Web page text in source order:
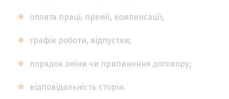
оплата праці, премії, компенсації;
графік роботи, відпустки;
порядок зміни чи припинення договору;
відповідальність сторін.